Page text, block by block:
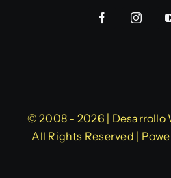
© 2008 - 2026 | Desarrollo
All Rights Reserved |